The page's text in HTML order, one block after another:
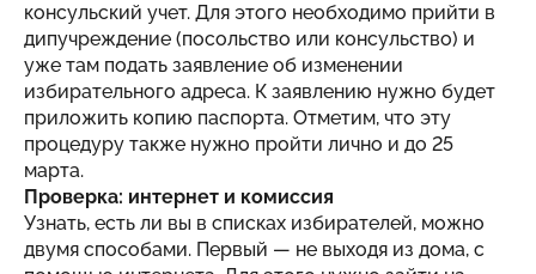
консульский учет. Для этого необходимо прийти в
дипучреждение (посольство или консульство) и
уже там подать заявление об изменении
избирательного адреса. К заявлению нужно будет
приложить копию паспорта. Отметим, что эту
процедуру также нужно пройти лично и до 25
марта.
Проверка: интернет и комиссия
Узнать, есть ли вы в списках избирателей, можно
двумя способами. Первый — не выходя из дома, с